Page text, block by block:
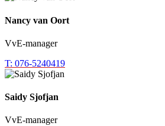
Nancy van Oort
VvE-manager
T: 076-5240419
Saidy Sjofjan
VvE-manager